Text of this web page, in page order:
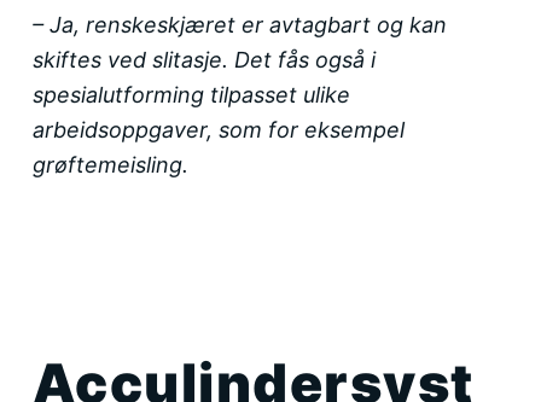
– Ja, renskeskjæret er avtagbart og kan
skiftes ved slitasje. Det fås også i
spesialutforming tilpasset ulike
arbeidsoppgaver, som for eksempel
grøftemeisling.
Acculindersyst